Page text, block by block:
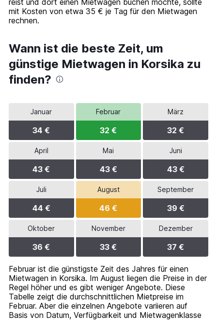
values.
Range:
0
reist und dort einen Mietwagen buchen möchte, sollte
mit Kosten von etwa 35 € je Tag für den Mietwagen
rechnen.
Wann ist die beste Zeit, um
günstige Mietwagen in Korsika zu
finden?
Januar
34 €
Februar
32 €
März
32 €
April
43 €
Mai
43 €
Juni
43 €
Juli
44 €
August
46 €
September
39 €
Oktober
36 €
November
33 €
Dezember
37 €
Februar ist die günstigste Zeit des Jahres für einen
Mietwagen in Korsika. Im August liegen die Preise in der
Regel höher und es gibt weniger Angebote. Diese
Tabelle zeigt die durchschnittlichen Mietpreise im
Februar. Aber die einzelnen Angebote variieren auf
Basis von Datum, Verfügbarkeit und Mietwagenklasse